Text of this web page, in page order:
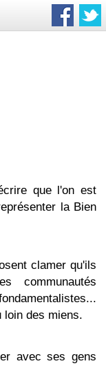
que l'on est
la Bien
clamer qu'ils
communautés
loin des miens.
avec ses gens